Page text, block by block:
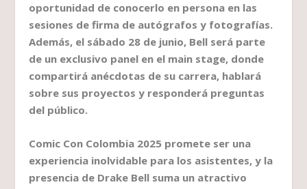
oportunidad de conocerlo en persona en las
sesiones de firma de autógrafos y fotografías.
Además, el sábado 28 de junio, Bell será parte
de un exclusivo panel en el main stage, donde
compartirá anécdotas de su carrera, hablará
sobre sus proyectos y responderá preguntas
del público.
Comic Con Colombia 2025 promete ser una
experiencia inolvidable para los asistentes, y la
presencia de Drake Bell suma un atractivo